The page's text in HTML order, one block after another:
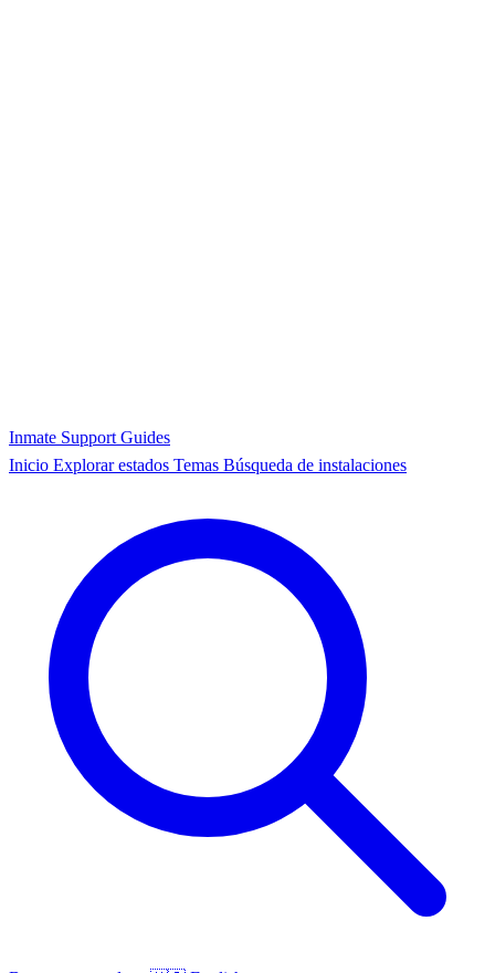
Inmate Support Guides
Inicio Explorar estados Temas Búsqueda de instalaciones